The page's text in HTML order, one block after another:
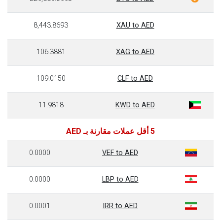
XAU to AED
8,443.8693
XAG to AED
106.3881
CLF to AED
109.0150
KWD to AED
11.9818
5 أقل عملات مقارنة بـ AED
VEF to AED
0.0000
LBP to AED
0.0000
IRR to AED
0.0001